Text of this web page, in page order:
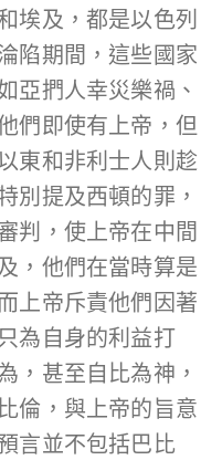
埃及，都是以色列
陷期間，這些國家
亞捫人幸災樂禍、
們即使有上帝，但
東和非利士人則趁
別提及西頓的罪，
判，使上帝在中間
，他們在當時算是
上帝斥責他們因著
為自身的利益打
，甚至自比為神，
倫，與上帝的旨意
言並不包括巴比